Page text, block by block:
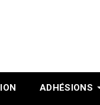
ADHÉSIONS